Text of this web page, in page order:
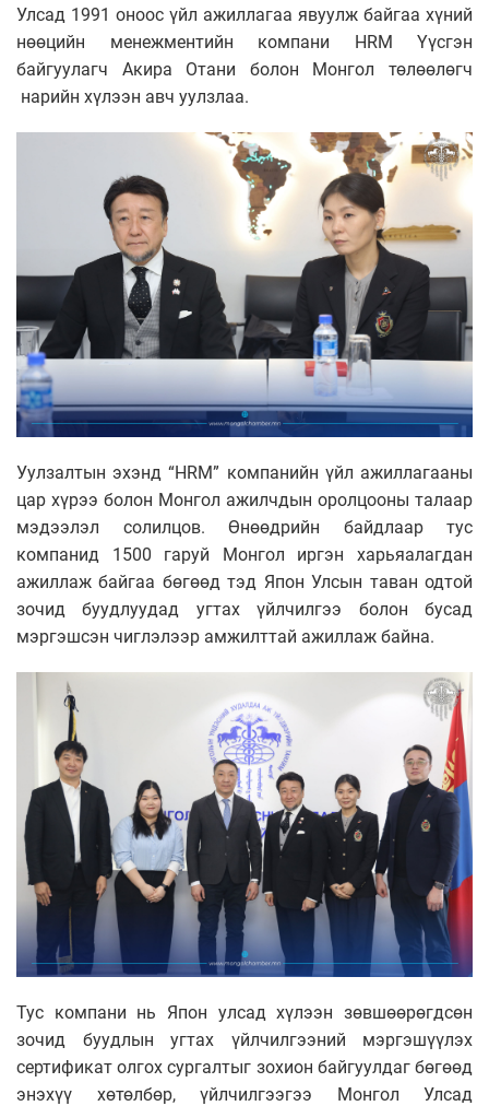
Улсад 1991 оноос үйл ажиллагаа явуулж байгаа хүний
нөөцийн менежментийн компани HRM Үүсгэн
байгуулагч Акира Отани болон Монгол төлөөлөгч
нарийн хүлээн авч уулзлаа.
Уулзалтын эхэнд “HRM” компанийн үйл ажиллагааны
цар хүрээ болон Монгол ажилчдын оролцооны талаар
мэдээлэл солилцов. Өнөөдрийн байдлаар тус
компанид 1500 гаруй Монгол иргэн харьяалагдан
ажиллаж байгаа бөгөөд тэд Япон Улсын таван одтой
зочид буудлуудад угтах үйлчилгээ болон бусад
мэргэшсэн чиглэлээр амжилттай ажиллаж байна.
Тус компани нь Япон улсад хүлээн зөвшөөрөгдсөн
зочид буудлын угтах үйлчилгээний мэргэшүүлэх
сертификат олгох сургалтыг зохион байгуулдаг бөгөөд
энэхүү хөтөлбөр, үйлчилгээгээ Монгол Улсад